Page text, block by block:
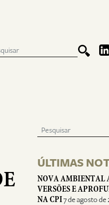
ÚLTIMAS
NOVA AMBIENTAL
VERSÕES E
NA CPI7 de agosto de